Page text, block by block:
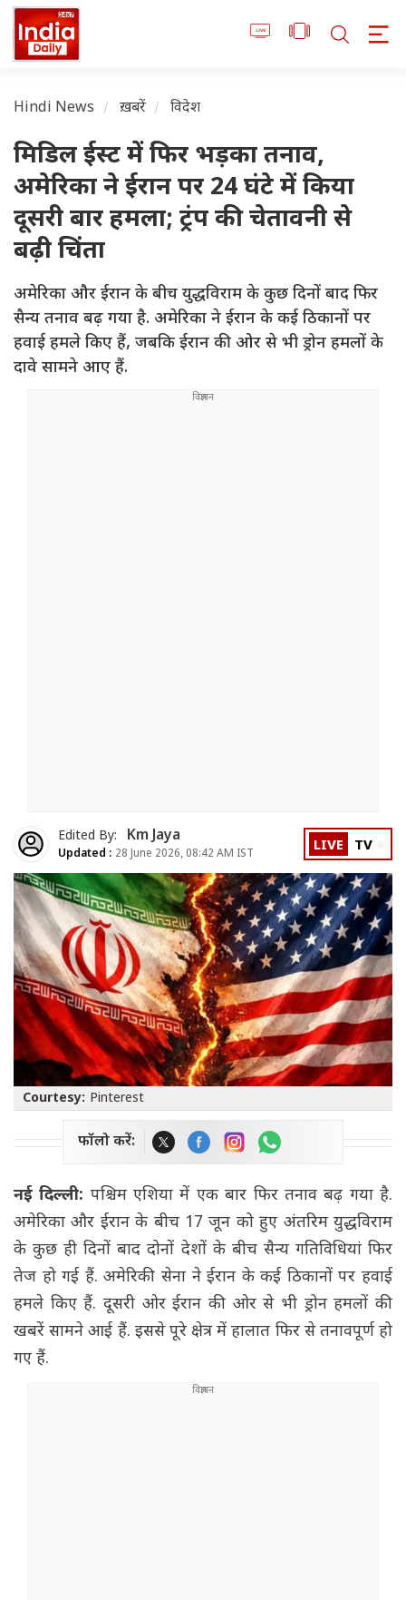
Hindi News ख़बरें विदेश
मिडिल ईस्ट में फिर भड़का तनाव,
अमेरिका ने ईरान पर 24 घंटे में किया
दूसरी बार हमला; ट्रंप की चेतावनी से
बढ़ी चिंता
अमेरिका और ईरान के बीच युद्धविराम के कुछ दिनों बाद फिर
सैन्य तनाव बढ़ गया है. अमेरिका ने ईरान के कई ठिकानों पर
हवाई हमले किए हैं, जबकि ईरान की ओर से भी ड्रोन हमलों के
दावे सामने आए हैं.
Edited By: Km Jaya
Updated : 28 June 2026, 08:42 AM IST LIVE TV
Courtesy: Pinterest
फॉलो करें:
नई दिल्ली: पश्चिम एशिया में एक बार फिर तनाव बढ़ गया है.
अमेरिका और ईरान के बीच 17 जून को हुए अंतरिम युद्धविराम
के कुछ ही दिनों बाद दोनों देशों के बीच सैन्य गतिविधियां फिर
तेज हो गई हैं. अमेरिकी सेना ने ईरान के कई ठिकानों पर हवाई
हमले किए हैं. दूसरी ओर ईरान की ओर से भी ड्रोन हमलों की
खबरें सामने आई हैं. इससे पूरे क्षेत्र में हालात फिर से तनावपूर्ण हो
गए हैं.